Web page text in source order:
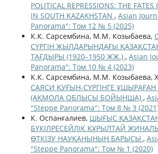
POLITICAL REPRESSIONS: THE
IN SOUTH KAZAKHSTAN , Asian
Panorama": Том 12 № 5 (2025)
К.К. Сарсембина, М.М. Козыбаева,
СҮРГІН ЖЫЛДАРЫНДАҒЫ
ТАҒДЫРЫ (1920–1950 ЖЖ.) , Asian
Panorama": Том 10 № 4 (2023)
К.К. Сарсембина, М.М. Козыбаева,
САЯСИ ҚУҒЫН-СҮРГІНГЕ
(АҚМОЛА ОБЛЫСЫ БОЙЫНША) ,
"Steppe Panorama": Том 8 № 3
К. Оспанғалиев, ШЫҒЫС ҚАЗАҚСТАН
БҮКІЛРЕСЕЙЛІК ҚҰРЫЛТАЙ
ӨТКІЗУ НАУҚАНЫНЫҢ БАРЫСЫ ,
"Steppe Panorama": Том № 1 (2020)